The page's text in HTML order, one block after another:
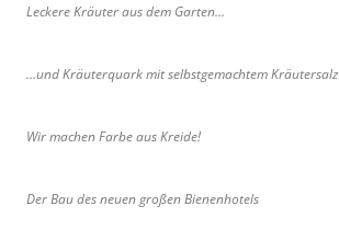
Leckere Kräuter aus dem Garten…
…und Kräuterquark mit selbstgemachtem Kräutersalz
Wir machen Farbe aus Kreide!
Der Bau des neuen großen Bienenhotels